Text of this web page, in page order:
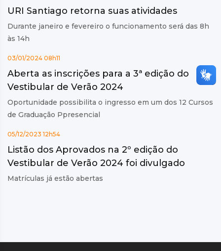
URI Santiago retorna suas atividades
Durante janeiro e fevereiro o funcionamento será das 8h
às 14h
03/01/2024 08h11
Aberta as inscrições para a 3ª edição do
Vestibular de Verão 2024
Oportunidade possibilita o ingresso em um dos 12 Cursos
de Graduação Ppresencial
05/12/2023 12h54
Listão dos Aprovados na 2º edição do
Vestibular de Verão 2024 foi divulgado
Matrículas já estão abertas